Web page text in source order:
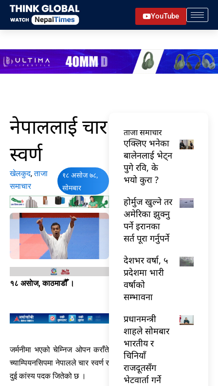
Skip
content
YouTube
नेपाललाई चार
स्वर्ण
खेलकुद,ताजा
समाचार
१८ असोज ७८,
सोमबार
१८ असाेज, काठमाडौँ ।
जर्मनीमा भएको चेम्निज ओपन कराँते
च्याम्पियनसिपमा नेपालले चार स्वर्ण र
दुई कांस्य पदक जितेको छ ।
ताजा समाचार
एक्लिए भनेका
बालेनलाई भेट्न
पुगे रवि, के
भयो कुरा ?
होर्मुज खुल्ने तर
अमेरिका झुक्नु
पर्ने इरानका
सर्त पूरा गर्नुपर्ने
देशभर वर्षा, ५
प्रदेशमा भारी
वर्षाको
सम्भावना
प्रधानमन्त्री
शाहले सोमबार
भारतीय र
चिनियाँ
राजदूतसँग
भेटवार्ता गर्ने